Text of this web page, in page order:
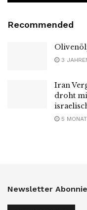
Recommended
3
Iran
droht
5
Newsletter